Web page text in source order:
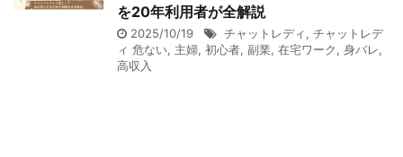
を20年利用者が全解説
2025/10/19 チャットレディ, チャットレデ
ィ 危ない, 主婦, 初心者, 副業, 在宅ワーク, 身バレ,
高収入